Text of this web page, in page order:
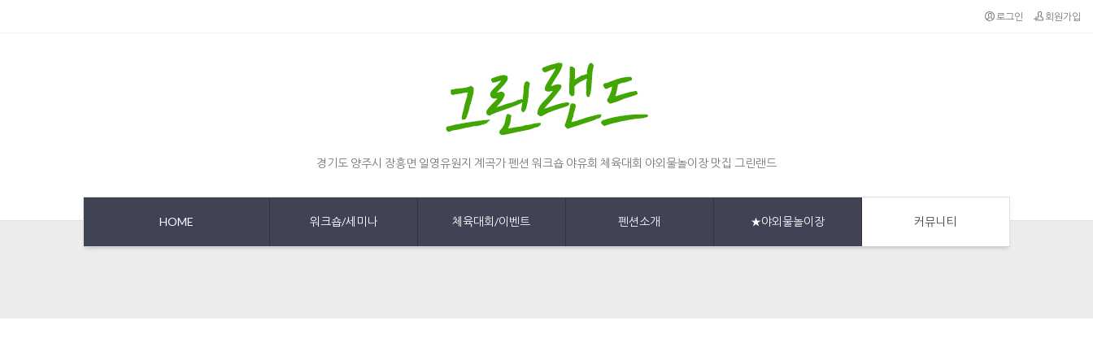
로그인 회원가입
경기도 양주시 장흥면 일영유원지 계곡가 펜션 워크숍 야유회 체육대회 야외물놀이장 맛집 그린랜드
HOME 워크숍/세미나 체육대회/이벤트 펜션소개 ★야외물놀이장 커뮤니티